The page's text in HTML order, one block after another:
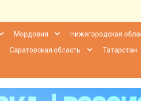
Мордовия Нижегородская
Саратовская область Татарстан